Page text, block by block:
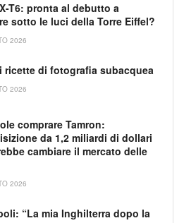
T6: pronta al debutto a
sotto le luci della Torre Eiffel?
2026
ricette di fotografia subacquea
2026
comprare Tamron:
da 1,2 miliardi di dollari
cambiare il mercato delle
2026
“La mia Inghilterra dopo la